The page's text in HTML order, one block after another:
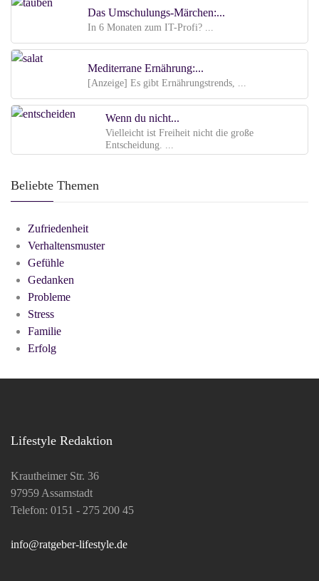
Das Umschulungs-Märchen:...
In 6 Monaten zum IT-Profi? ...
Mediterrane Ernährung:...
[Anzeige] Es gibt Ernährungstrends, ...
Wenn du nicht...
Vielleicht ist Freiheit nicht die große
Entscheidung. ...
Beliebte Themen
Zufriedenheit
Verhaltensmuster
Gefühle
Gedanken
Probleme
Stress
Familie
Erfolg
Lifestyle Redaktion
Krautheimer Str. 36
97959 Assamstadt
Telefon: 0151 - 275 200 45
info@ratgeber-lifestyle.de